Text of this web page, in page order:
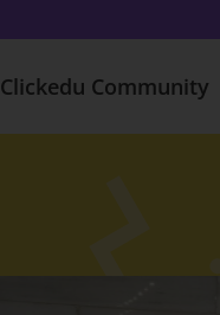
Clickedu Community